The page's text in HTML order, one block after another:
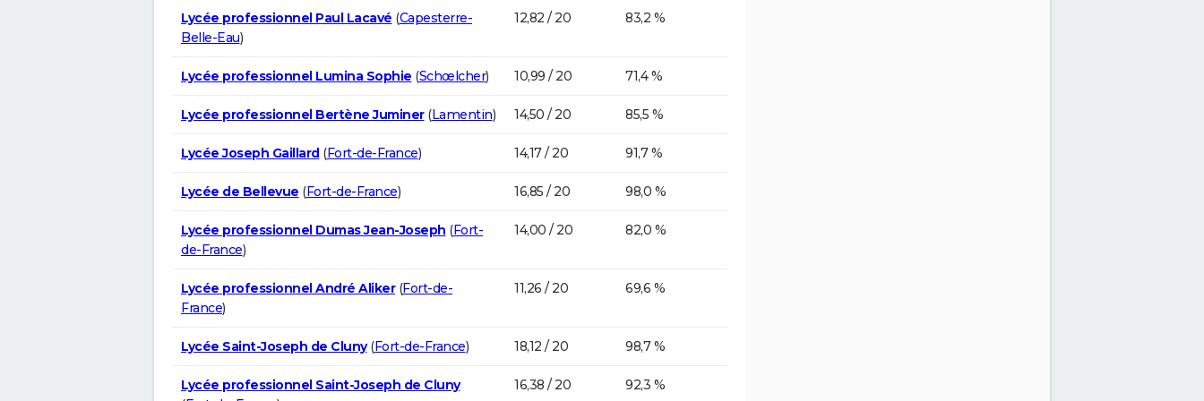
Lycée professionnel Paul Lacavé (Capesterre-
Belle-Eau)
12,82 / 20 83,2 %
Lycée professionnel Lumina Sophie (Schœlcher) 10,99 / 20 71,4 %
Lycée professionnel Bertène Juminer(Lamentin) 14,50 / 20 85,5 %
Lycée Joseph Gaillard(Fort-de-France) 14,17 / 20 91,7 %
Lycée de Bellevue (Fort-de-France) 16,85 / 20 98,0 %
Lycée professionnel Dumas Jean-Joseph (Fort-
de-France)
14,00 / 20 82,0 %
Lycée professionnel André Aliker(Fort-de-
France)
11,26 / 20 69,6 %
Lycée Saint-Joseph de Cluny(Fort-de-France) 18,12 / 20 98,7 %
Lycée professionnel Saint-Joseph de Cluny
16,38 / 20 92,3 %